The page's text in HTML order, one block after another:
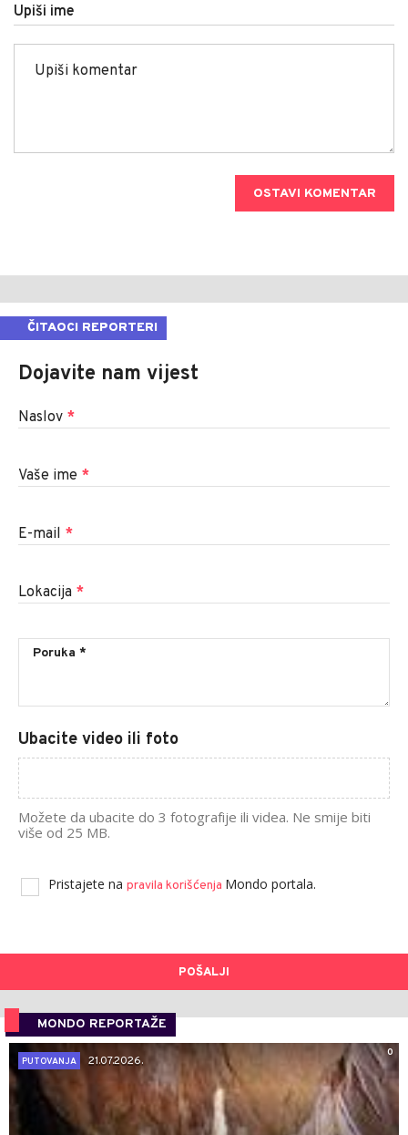
Upiši ime
OSTAVI KOMENTAR
ČITAOCI REPORTERI
Dojavite nam vijest
Naslov *
Vaše ime *
E-mail *
Lokacija *
Ubacite video ili foto
Možete da ubacite do 3 fotografije ili videa. Ne smije biti
više od 25 MB.
Pristajete na pravila korišćenja Mondo portala.
POŠALJI
MONDO REPORTAŽE
0
PUTOVANJA
21.07.2026.